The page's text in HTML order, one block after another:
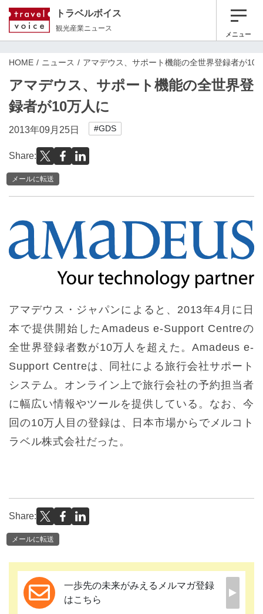
トラベルボイス
観光産業ニュース
メニュー
HOME ニュース アマデウス、サポート機能の全世界登録者が10
アマデウス、サポート機能の全世界登
録者が10万人に
2013年09月25日 #GDS
Share:
メールに転送
アマデウス・ジャパンによると、2013年4月に日
本で提供開始したAmadeus e-Support Centreの
全世界登録者数が10万人を超えた。Amadeus e-
Support Centreは、同社による旅行会社サポート
システム。オンライン上で旅行会社の予約担当者
に幅広い情報やツールを提供している。なお、今
回の10万人目の登録は、日本市場からでメルコト
ラベル株式会社だった。
Share:
メールに転送
一歩先の未来がみえるメルマガ登録
はこちら